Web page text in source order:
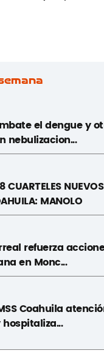
el dengue y
nebulizacion...
CUARTELES
MANOLO
refuerza
en Monc...
Coahuila